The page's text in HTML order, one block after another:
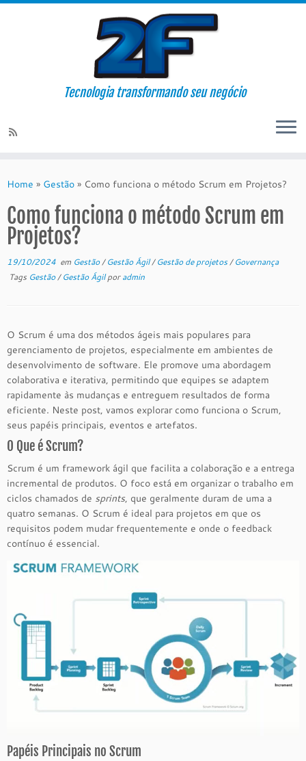
Tecnologia transformando seu negócio
Home » Gestão » Como funciona o método Scrum em Projetos?
Como funciona o método Scrum em
Projetos?
19/10/2024 em Gestão/Gestão Ágil/Gestão de projetos/Governança
Tags Gestão/Gestão Ágilporadmin
O Scrum é uma dos métodos ágeis mais populares para
gerenciamento de projetos, especialmente em ambientes de
desenvolvimento de software. Ele promove uma abordagem
colaborativa e iterativa, permitindo que equipes se adaptem
rapidamente às mudanças e entreguem resultados de forma
eficiente. Neste post, vamos explorar como funciona o Scrum,
seus papéis principais, eventos e artefatos.
O Que é Scrum?
Scrum é um framework ágil que facilita a colaboração e a entrega
incremental de produtos. O foco está em organizar o trabalho em
ciclos chamados de sprints, que geralmente duram de uma a
quatro semanas. O Scrum é ideal para projetos em que os
requisitos podem mudar frequentemente e onde o feedback
contínuo é essencial.
Papéis Principais no Scrum